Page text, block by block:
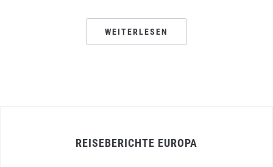
WEITERLESEN
REISEBERICHTE EUROPA